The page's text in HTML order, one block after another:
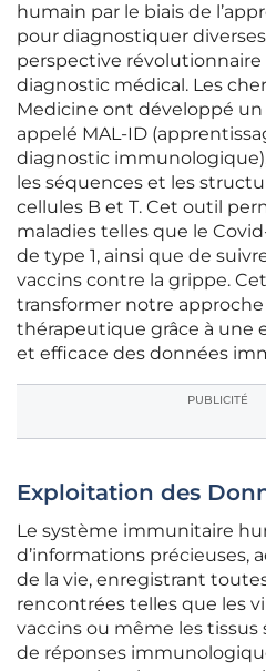
humain par le biais de
pour diagnostiquer
perspective
diagnostic médical. Les
Medicine ont développé
appelé MAL-ID
diagnostic
les séquences et les
cellules B et T. Cet outil
maladies telles que le
de type 1, ainsi que de
vaccins contre la grippe.
transformer notre
thérapeutique grâce à une
et efficace des données
PUBLICITÉ
Exploitation des
Le système immunitaire
d’informations précieuses,
de la vie, enregistrant
rencontrées telles que les
vaccins ou même les
de réponses